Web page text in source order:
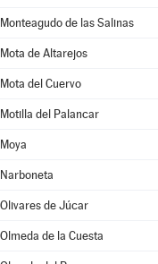
Monteagudo de las Salinas
Mota de Altarejos
Mota del Cuervo
Motilla del Palancar
Moya
Narboneta
Olivares de Júcar
Olmeda de la Cuesta